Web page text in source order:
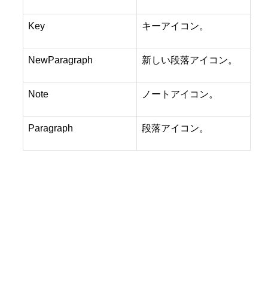
Key キーアイコン。
NewParagraph 新しい段落アイコン。
Note ノートアイコン。
Paragraph 段落アイコン。